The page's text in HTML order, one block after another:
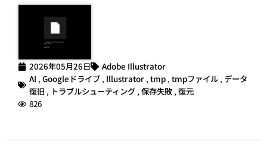
2026年05月26日
Adobe Illustrator
AI , Googleドライブ , Illustrator , tmp , tmpファイル , データ
復旧 , トラブルシューティング , 保存失敗 , 復元
826